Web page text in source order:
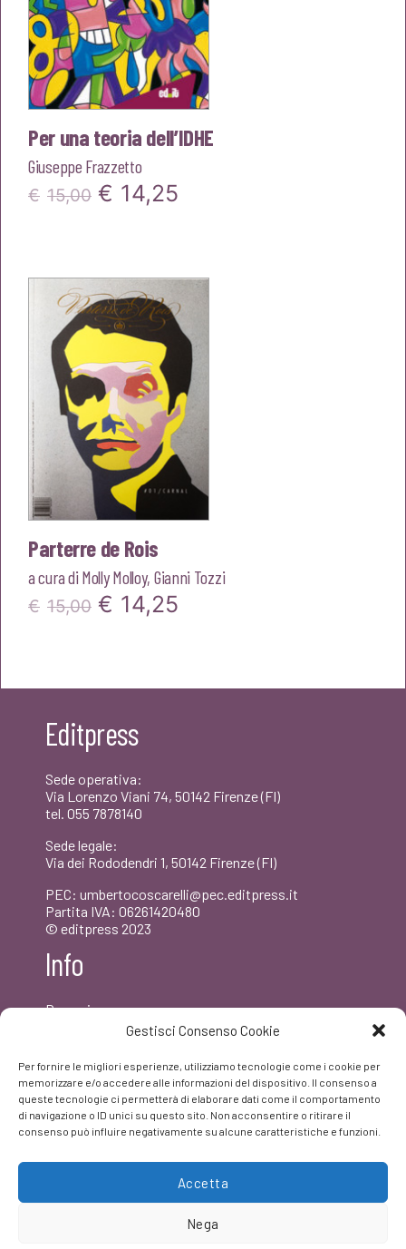
Gestisci Consenso Cookie
Per fornire le migliori esperienze, utilizziamo tecnologie come i cookie per
memorizzare e/o accedere alle informazioni del dispositivo. Il consenso a
queste tecnologie ci permetterà di elaborare dati come il comportamento
di navigazione o ID unici su questo sito. Non acconsentire o ritirare il
consenso può influire negativamente su alcune caratteristiche e funzioni.
Accetta
Nega
Per una teoria dell’IDHE
Giuseppe Frazzetto
€ 15,00 Il
era:
€15,00.
€ 14,25
è:
€14,25.
Parterre de Rois
a cura di Molly Molloy, Gianni Tozzi
€ 15,00 Il
€15,00.
€ 14,25
Editpress
Sede operativa:
Via Lorenzo Viani 74, 50142 Firenze (FI)
tel. 055 7878140
Sede legale:
Via dei Rododendri 1, 50142 Firenze (FI)
PEC: umbertocoscarelli@pec.editpress.it
Partita IVA: 06261420480
© editpress 2023
Info
Dove siamo
Privacy policy
FAQ
Facebook